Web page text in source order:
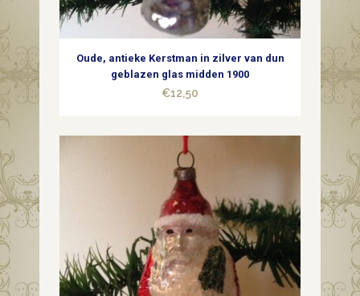
Oude, antieke Kerstman in zilver van dun
geblazen glas midden 1900
€12,50